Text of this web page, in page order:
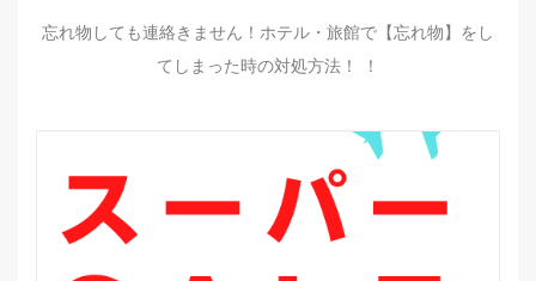
忘れ物しても連絡きません！ホテル・旅館で【忘れ物】をし
てしまった時の対処方法！ ！